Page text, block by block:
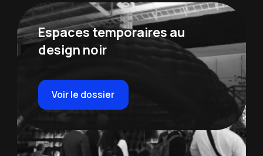
Espaces temporaires au
design noir
Voir le dossier